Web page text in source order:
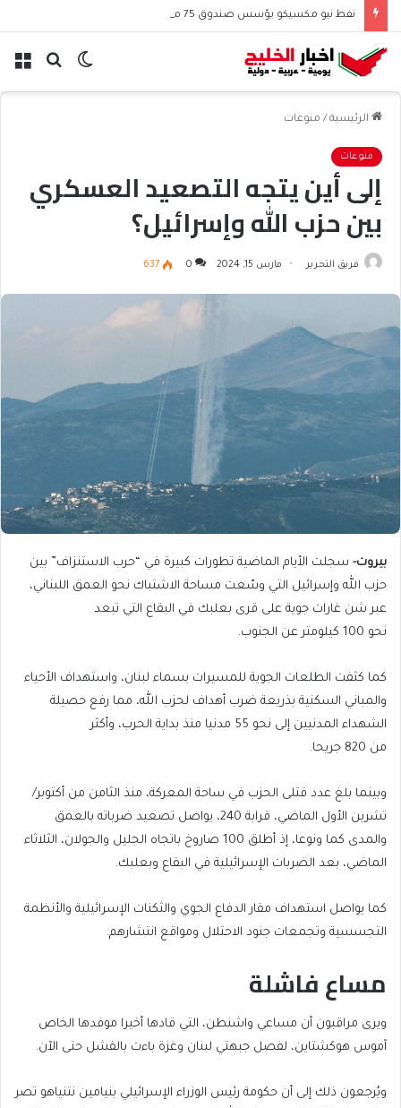
نفط نيو مكسيكو يؤسس صندوق 75 مليار دولار ويشعل جدل الإنفاق
بحث الوضع
الرئيسية / منوعات
منوعات
إلى أين يتجه التصعيد العسكري
بين حزب الله وإسرائيل؟
فريق التحرير مارس 15, 2024 0
637
بيروت- سجلت الأيام الماضية تطورات كبيرة في “حرب الاستنزاف” بين
حزب الله وإسرائيل التي وسّعت مساحة الاشتباك نحو العمق اللبناني،
عبر شن غارات جوية على قرى بعلبك في البقاع التي تبعد
نحو 100 كيلومتر عن الجنوب.
كما كثفت الطلعات الجوية للمسيرات بسماء لبنان، واستهداف الأحياء
والمباني السكنية بذريعة ضرب أهداف لحزب الله، مما رفع حصيلة
الشهداء المدنيين إلى نحو 55 مدنيا منذ بداية الحرب، وأكثر
من 820 جريحا.
وبينما بلغ عدد قتلى الحزب في ساحة المعركة، منذ الثامن من أكتوبر/
تشرين الأول الماضي، قرابة 240، يواصل تصعيد ضرباته بالعمق
والمدى كما ونوعا، إذ أطلق 100 صاروخ باتجاه الجليل والجولان، الثلاثاء
الماضي، بعد الضربات الإسرائيلية في البقاع وبعلبك.
كما يواصل استهداف مقار الدفاع الجوي والثكنات الإسرائيلية والأنظمة
التجسسية وتجمعات جنود الاحتلال ومواقع انتشارهم.
مساع فاشلة
ويرى مراقبون أن مساعي واشنطن، التي قادها أخيرا موفدها الخاص
آموس هوكشتاين، لفصل جبهتي لبنان وغزة باءت بالفشل حتى الآن.
ويُرجعون ذلك إلى أن حكومة رئيس الوزراء الإسرائيلي بنيامين نتنياهو تصر